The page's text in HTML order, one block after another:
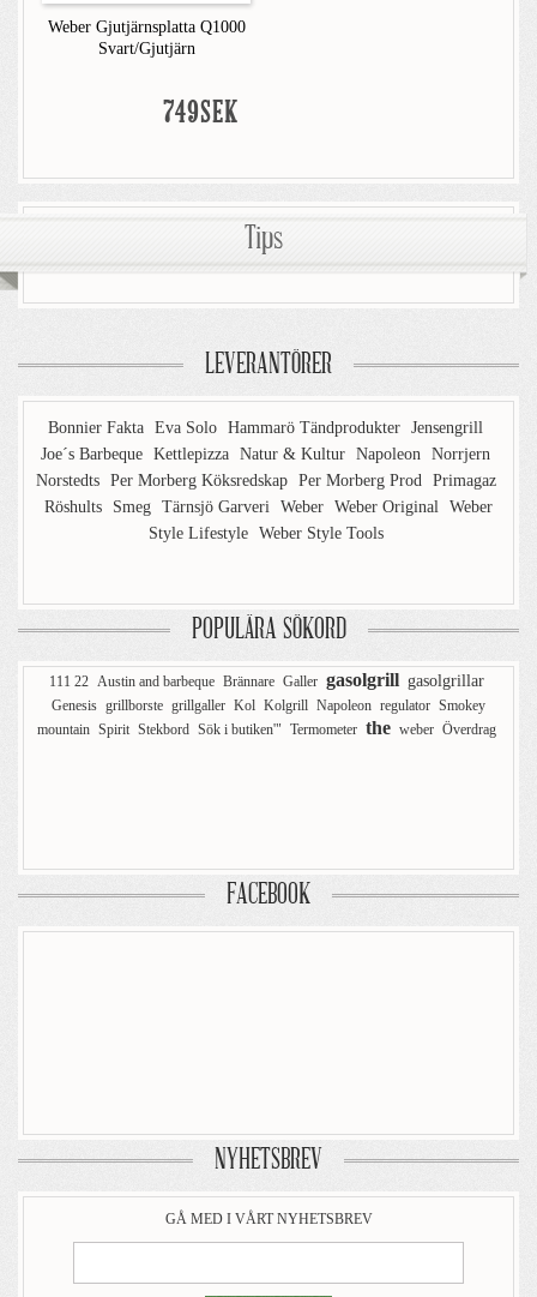
Weber Gjutjärnsplatta Q1000
Svart/Gjutjärn
749SEK
Tips
LEVERANTÖRER
Bonnier Fakta Eva Solo Hammarö Tändprodukter Jensengrill
Joe´s Barbeque Kettlepizza Natur & Kultur Napoleon Norrjern
Norstedts Per Morberg Köksredskap Per Morberg Prod Primagaz
Röshults
Smeg Tärnsjö Garveri Weber Weber Original Weber
Style Lifestyle Weber Style Tools
POPULÄRA SÖKORD
111 22 Austin and barbeque Brännare Galler gasolgrill gasolgrillar
Genesis grillborste grillgaller Kol Kolgrill Napoleon regulator Smokey
mountain Spirit Stekbord Sök i butiken'" Termometer the weber Överdrag
FACEBOOK
NYHETSBREV
GÅ MED I VÅRT NYHETSBREV